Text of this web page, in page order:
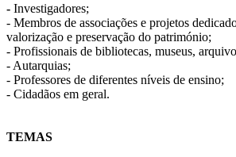
- Investigadores;
- Membros de associações e projetos
valorização e preservação do património;
- Profissionais de bibliotecas, museus,
- Autarquias;
- Professores de diferentes níveis de ensino;
- Cidadãos em geral.
TEMAS